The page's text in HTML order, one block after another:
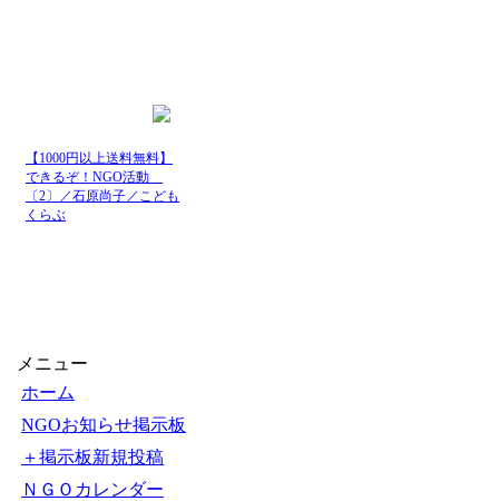
くらぶ